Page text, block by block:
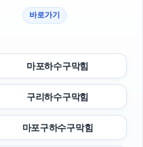
바로가기
마포하수구막힘
구리하수구막힘
마포구하수구막힘